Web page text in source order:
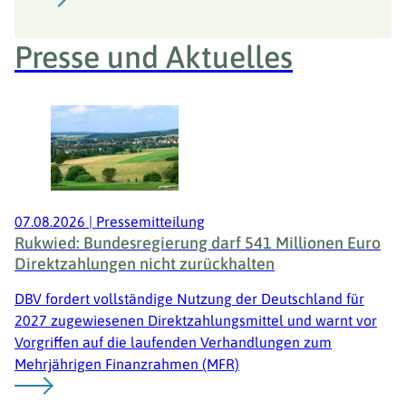
Presse und Aktuelles
07.08.2026 | Pressemitteilung
Rukwied: Bundesregierung darf 541 Millionen Euro
Direktzahlungen nicht zurückhalten
DBV fordert vollständige Nutzung der Deutschland für
2027 zugewiesenen Direktzahlungsmittel und warnt vor
Vorgriffen auf die laufenden Verhandlungen zum
Mehrjährigen Finanzrahmen (MFR)